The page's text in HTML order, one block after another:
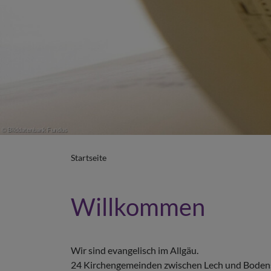
Startseite
Willkommen
Wir sind evangelisch im Allgäu.
24 Kirchengemeinden zwischen Lech und